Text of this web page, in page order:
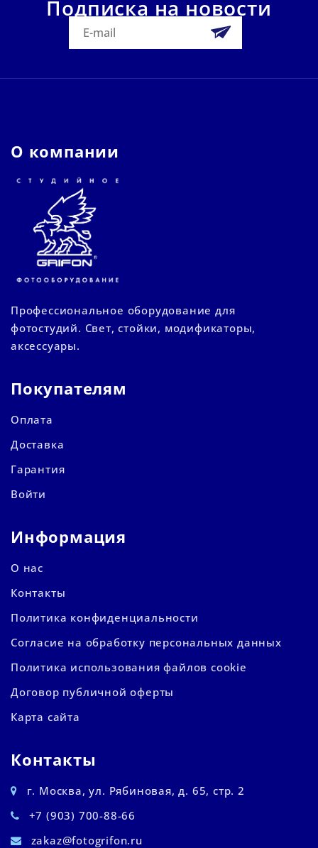
Подписка на новости
О компании
Профессиональное оборудование для
фотостудий. Свет, стойки, модификаторы,
аксессуары.
Покупателям
Оплата
Доставка
Гарантия
Войти
Информация
О нас
Контакты
Политика конфиденциальности
Согласие на обработку персональных данных
Политика использования файлов cookie
Договор публичной оферты
Карта сайта
Контакты
г. Москва, ул. Рябиновая, д. 65, стр. 2
+7 (903) 700-88-66
zakaz@fotogrifon.ru